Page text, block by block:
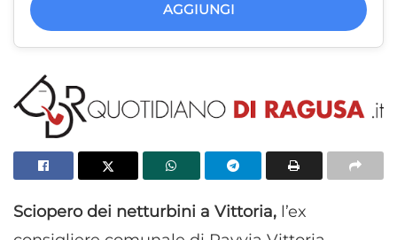
AGGIUNGI
Sciopero dei netturbini a Vittoria, l’ex